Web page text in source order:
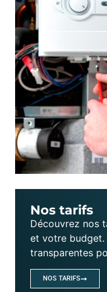
Nos tarifs
Découvrez nos
et votre
transparentes
NOS TARIFS